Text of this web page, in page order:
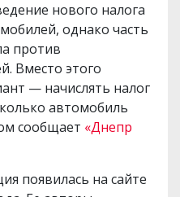
нового налога
однако часть
против
Вместо этого
— начислять налог
автомобиль
сообщает «Днепр
появилась на сайте